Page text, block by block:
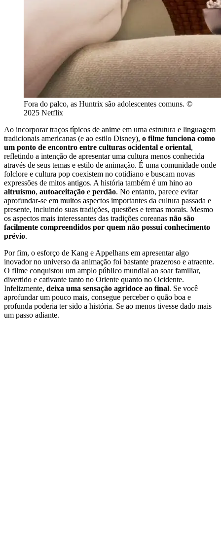
Fora do palco, as Huntrix são adolescentes comuns. ©
2025 Netflix
Ao incorporar traços típicos de anime em uma estrutura e linguagem
tradicionais americanas (e ao estilo Disney), o filme funciona como
um ponto de encontro entre culturas ocidental e oriental,
refletindo a intenção de apresentar uma cultura menos conhecida
através de seus temas e estilo de animação. É uma comunidade onde
folclore e cultura pop coexistem no cotidiano e buscam novas
expressões de mitos antigos. A história também é um hino ao
altruísmo, autoaceitação e perdão. No entanto, parece evitar
aprofundar-se em muitos aspectos importantes da cultura passada e
presente, incluindo suas tradições, questões e temas morais. Mesmo
os aspectos mais interessantes das tradições coreanas não são
facilmente compreendidos por quem não possui conhecimento
prévio.
Por fim, o esforço de Kang e Appelhans em apresentar algo
inovador no universo da animação foi bastante prazeroso e atraente.
O filme conquistou um amplo público mundial ao soar familiar,
divertido e cativante tanto no Oriente quanto no Ocidente.
Infelizmente, deixa uma sensação agridoce ao final. Se você
aprofundar um pouco mais, consegue perceber o quão boa e
profunda poderia ter sido a história. Se ao menos tivesse dado mais
um passo adiante.